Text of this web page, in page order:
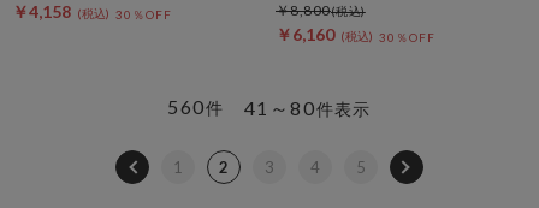
￥4,158 30％OFF
￥6,160 30％OFF
￥8,800
41～80件表示
560件
1 2 3 4 5